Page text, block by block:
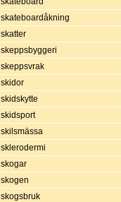
skateboardåkning
skatter
skeppsbyggeri
skeppsvrak
skidor
skidskytte
skidsport
skilsmässa
sklerodermi
skogar
skogen
skogsbruk